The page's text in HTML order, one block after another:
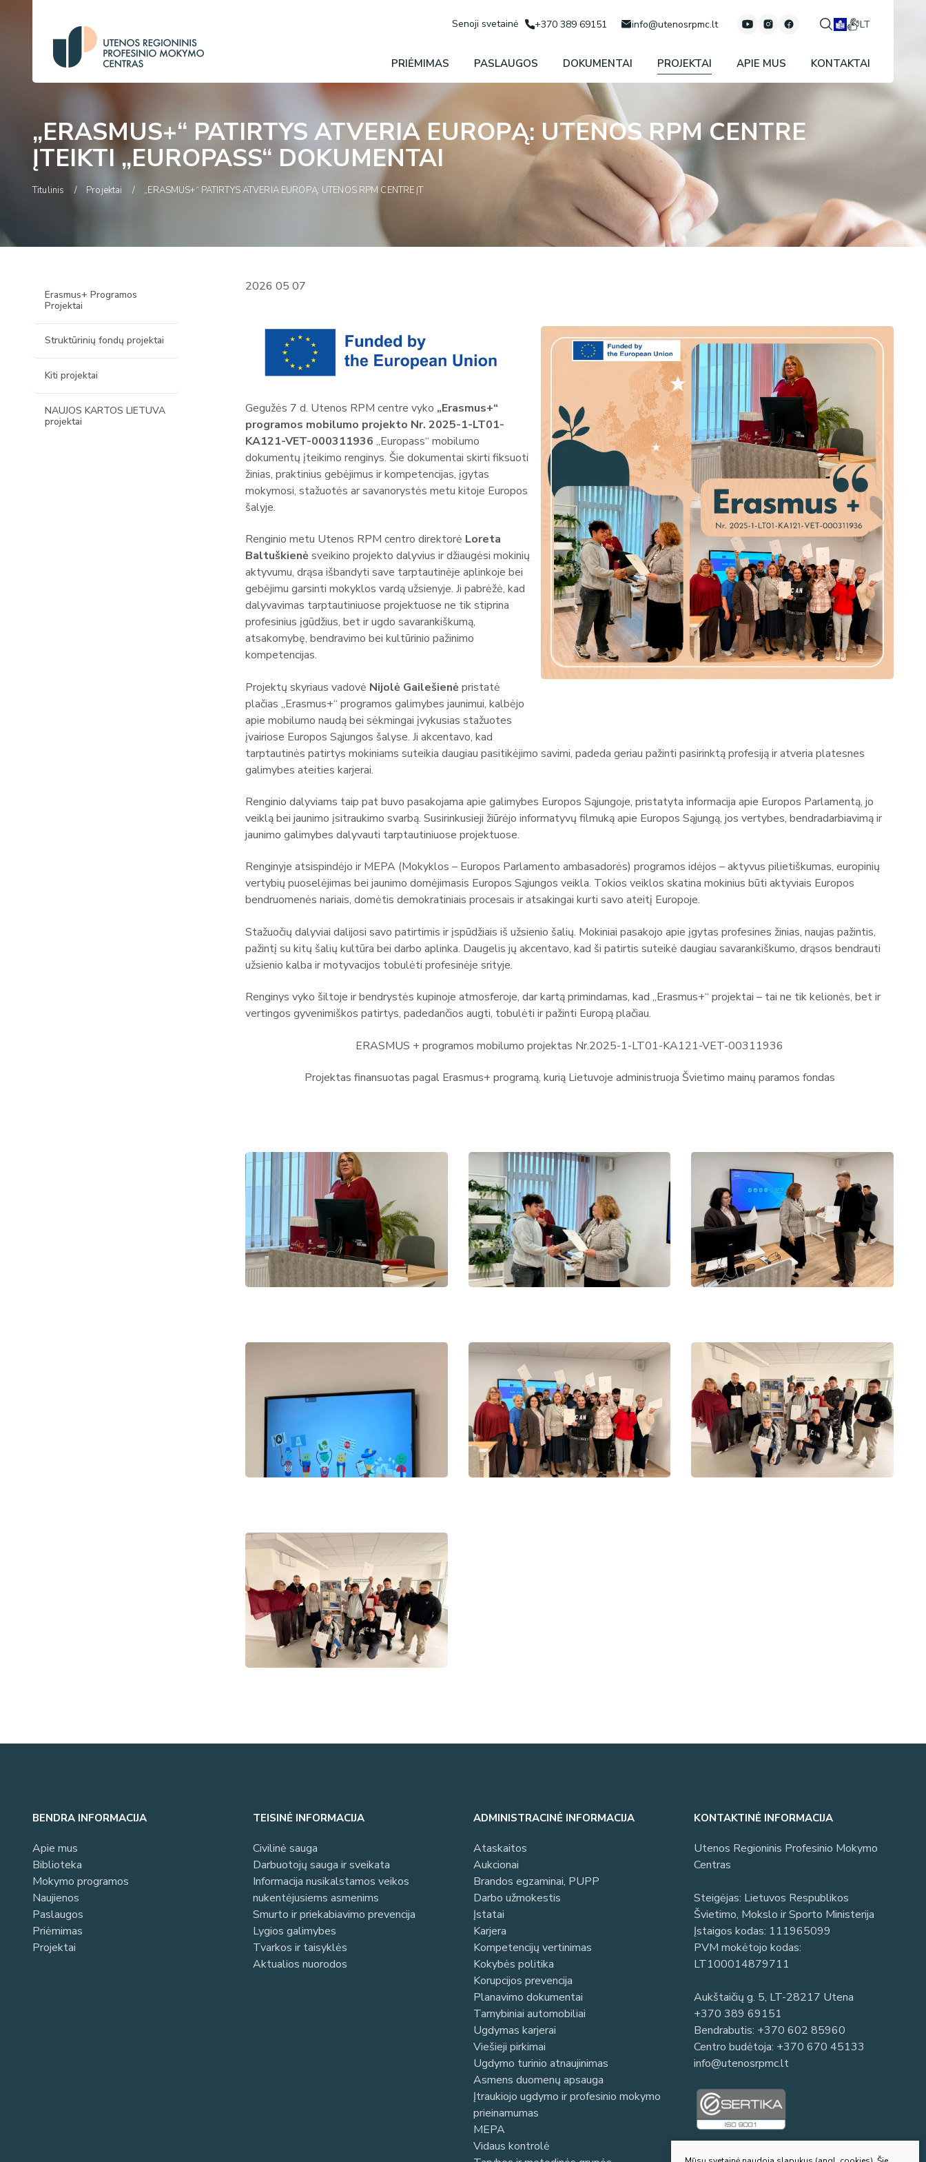
Senoji svetainė +370 389 69151 info@utenosrpmc.lt LT
PRIĖMIMAS PASLAUGOS DOKUMENTAI PROJEKTAI APIE MUS KONTAKTAI
„ERASMUS+“ PATIRTYS ATVERIA EUROPĄ: UTENOS RPM CENTRE
ĮTEIKTI „EUROPASS“ DOKUMENTAI
Titulinis Projektai „ERASMUS+“ PATIRTYS ATVERIA EUROPĄ: UTENOS RPM CENTRE ĮT
Erasmus+ Programos
Projektai
Struktūrinių fondų projektai
Kiti projektai
NAUJOS KARTOS LIETUVA
projektai
2026 05 07
Gegužės 7 d. Utenos RPM centre vyko „Erasmus+“
programos mobilumo projekto Nr. 2025-1-LT01-
KA121-VET-000311936 „Europass“ mobilumo
dokumentų įteikimo renginys. Šie dokumentai skirti fiksuoti
žinias, praktinius gebėjimus ir kompetencijas, įgytas
mokymosi, stažuotės ar savanorystės metu kitoje Europos
šalyje.
Renginio metu Utenos RPM centro direktorė Loreta
Baltuškienė sveikino projekto dalyvius ir džiaugėsi mokinių
aktyvumu, drąsa išbandyti save tarptautinėje aplinkoje bei
gebėjimu garsinti mokyklos vardą užsienyje. Ji pabrėžė, kad
dalyvavimas tarptautiniuose projektuose ne tik stiprina
profesinius įgūdžius, bet ir ugdo savarankiškumą,
atsakomybę, bendravimo bei kultūrinio pažinimo
kompetencijas.
Projektų skyriaus vadovė Nijolė Gailešienė pristatė
plačias „Erasmus+“ programos galimybes jaunimui, kalbėjo
apie mobilumo naudą bei sėkmingai įvykusias stažuotes
įvairiose Europos Sąjungos šalyse. Ji akcentavo, kad
tarptautinės patirtys mokiniams suteikia daugiau pasitikėjimo savimi, padeda geriau pažinti pasirinktą profesiją ir atveria platesnes
galimybes ateities karjerai.
Renginio dalyviams taip pat buvo pasakojama apie galimybes Europos Sąjungoje, pristatyta informacija apie Europos Parlamentą, jo
veiklą bei jaunimo įsitraukimo svarbą. Susirinkusieji žiūrėjo informatyvų filmuką apie Europos Sąjungą, jos vertybes, bendradarbiavimą ir
jaunimo galimybes dalyvauti tarptautiniuose projektuose.
Renginyje atsispindėjo ir MEPA (Mokyklos – Europos Parlamento ambasadorės) programos idėjos – aktyvus pilietiškumas, europinių
vertybių puoselėjimas bei jaunimo domėjimasis Europos Sąjungos veikla. Tokios veiklos skatina mokinius būti aktyviais Europos
bendruomenės nariais, domėtis demokratiniais procesais ir atsakingai kurti savo ateitį Europoje.
Stažuočių dalyviai dalijosi savo patirtimis ir įspūdžiais iš užsienio šalių. Mokiniai pasakojo apie įgytas profesines žinias, naujas pažintis,
pažintį su kitų šalių kultūra bei darbo aplinka. Daugelis jų akcentavo, kad ši patirtis suteikė daugiau savarankiškumo, drąsos bendrauti
užsienio kalba ir motyvacijos tobulėti profesinėje srityje.
Renginys vyko šiltoje ir bendrystės kupinoje atmosferoje, dar kartą primindamas, kad „Erasmus+“ projektai – tai ne tik kelionės, bet ir
vertingos gyvenimiškos patirtys, padedančios augti, tobulėti ir pažinti Europą plačiau.
ERASMUS + programos mobilumo projektas Nr.2025-1-LT01-KA121-VET-00311936
Projektas finansuotas pagal Erasmus+ programą, kurią Lietuvoje administruoja Švietimo mainų paramos fondas
BENDRA INFORMACIJA
Apie mus
Biblioteka
Mokymo programos
Naujienos
Paslaugos
Priėmimas
Projektai
TEISINĖ INFORMACIJA
Civilinė sauga
Darbuotojų sauga ir sveikata
Informacija nusikalstamos veikos
nukentėjusiems asmenims
Smurto ir priekabiavimo prevencija
Lygios galimybes
Tvarkos ir taisyklės
Aktualios nuorodos
ADMINISTRACINĖ INFORMACIJA
Ataskaitos
Aukcionai
Brandos egzaminai, PUPP
Darbo užmokestis
Įstatai
Karjera
Kompetencijų vertinimas
Kokybės politika
Korupcijos prevencija
Planavimo dokumentai
Tarnybiniai automobiliai
Ugdymas karjerai
Viešieji pirkimai
Ugdymo turinio atnaujinimas
Asmens duomenų apsauga
Įtraukiojo ugdymo ir profesinio mokymo
prieinamumas
MEPA
Vidaus kontrolė
KONTAKTINĖ INFORMACIJA
Utenos Regioninis Profesinio Mokymo
Centras
Steigėjas: Lietuvos Respublikos
Švietimo, Mokslo ir Sporto Ministerija
Įstaigos kodas: 111965099
PVM mokėtojo kodas:
LT100014879711
Aukštaičių g. 5, LT-28217 Utena
+370 389 69151
Bendrabutis: +370 602 85960
Centro budėtoja: +370 670 45133
info@utenosrpmc.lt